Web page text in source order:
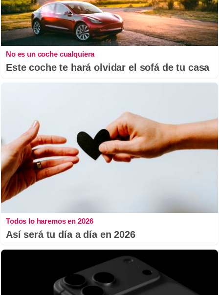
No es un coche cualquiera
Este coche te hará olvidar el sofá de tu casa
Todos lo haremos en 2026
Así será tu día a día en 2026